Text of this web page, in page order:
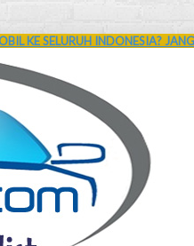
KE SELURUH INDONESIA?